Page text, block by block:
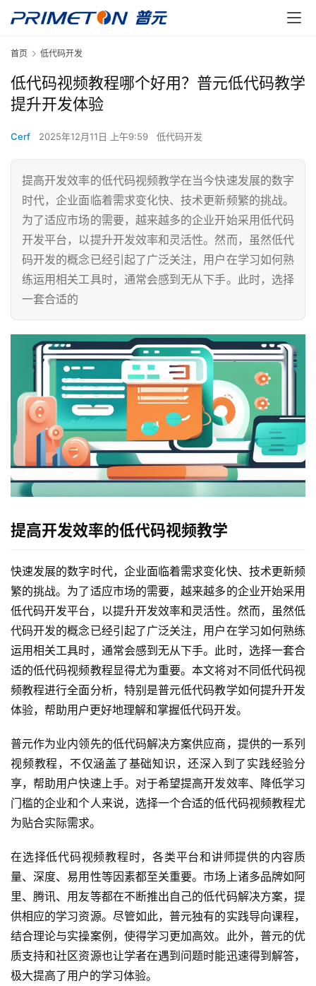
首页 低代码开发
低代码视频教程哪个好用？普元低代码教学
提升开发体验
Cerf 2025年12月11日 上午9:59 低代码开发
提高开发效率的低代码视频教学在当今快速发展的数字
时代，企业面临着需求变化快、技术更新频繁的挑战。
为了适应市场的需要，越来越多的企业开始采用低代码
开发平台，以提升开发效率和灵活性。然而，虽然低代
码开发的概念已经引起了广泛关注，用户在学习如何熟
练运用相关工具时，通常会感到无从下手。此时，选择
一套合适的
提高开发效率的低代码视频教学
快速发展的数字时代，企业面临着需求变化快、技术更新频
繁的挑战。为了适应市场的需要，越来越多的企业开始采用
低代码开发平台，以提升开发效率和灵活性。然而，虽然低
代码开发的概念已经引起了广泛关注，用户在学习如何熟练
运用相关工具时，通常会感到无从下手。此时，选择一套合
适的低代码视频教程显得尤为重要。本文将对不同低代码视
频教程进行全面分析，特别是普元低代码教学如何提升开发
体验，帮助用户更好地理解和掌握低代码开发。
普元作为业内领先的低代码解决方案供应商，提供的一系列
视频教程，不仅涵盖了基础知识，还深入到了实践经验分
享，帮助用户快速上手。对于希望提高开发效率、降低学习
门槛的企业和个人来说，选择一个合适的低代码视频教程尤
为贴合实际需求。
在选择低代码视频教程时，各类平台和讲师提供的内容质
量、深度、易用性等因素都至关重要。市场上诸多品牌如阿
里、腾讯、用友等都在不断推出自己的低代码解决方案，提
供相应的学习资源。尽管如此，普元独有的实践导向课程，
结合理论与实操案例，使得学习更加高效。此外，普元的优
质支持和社区资源也让学者在遇到问题时能迅速得到解答，
极大提高了用户的学习体验。